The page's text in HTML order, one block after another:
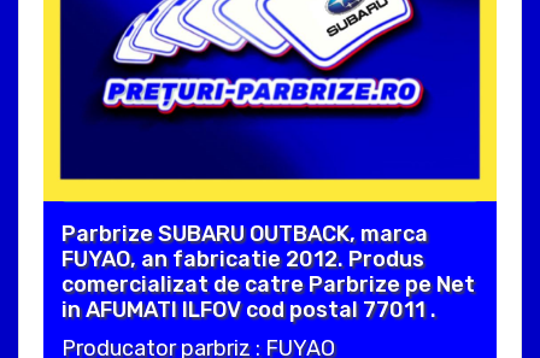
Parbrize SUBARU OUTBACK, marca
FUYAO, an fabricatie 2012. Produs
comercializat de catre Parbrize pe Net
in AFUMATI ILFOV cod postal 77011 .
Producator parbriz : FUYAO